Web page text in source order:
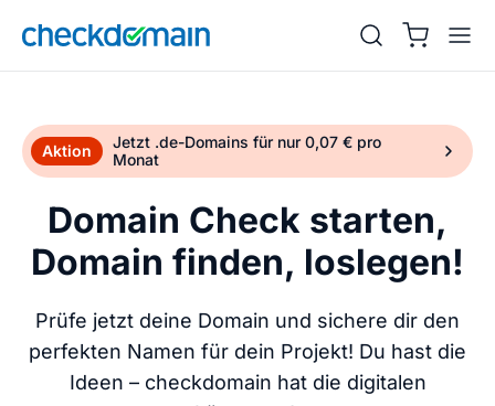
Aktion
Jetzt .de-Domains für nur 0,07 € pro
Monat
Domain Check starten,
Domain finden, loslegen!
Prüfe jetzt deine Domain und sichere dir den
perfekten Namen für dein Projekt! Du hast die
Ideen – checkdomain hat die digitalen